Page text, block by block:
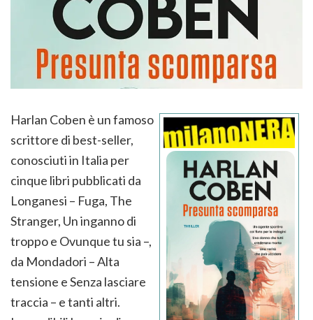
Harlan Coben è un famoso
scrittore di best-seller,
conosciuti in Italia per
cinque libri pubblicati da
Longanesi – Fuga, The
Stranger, Un inganno di
troppo e Ovunque tu sia –,
da Mondadori – Alta
tensione e Senza lasciare
traccia – e tanti altri.